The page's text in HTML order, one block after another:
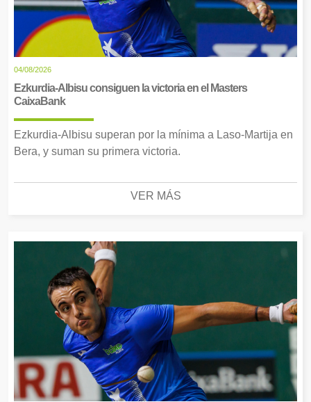
04/08/2026
Ezkurdia-Albisu consiguen la victoria en el Masters
CaixaBank
Ezkurdia-Albisu superan por la mínima a Laso-Martija en
Bera, y suman su primera victoria.
VER MÁS